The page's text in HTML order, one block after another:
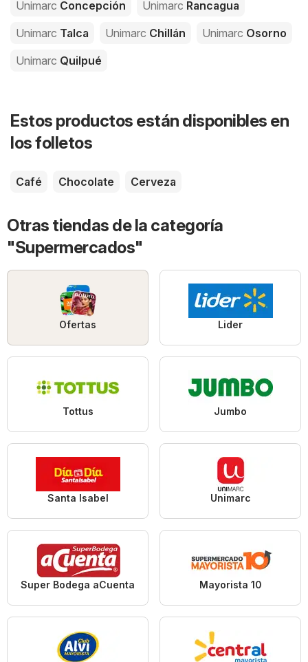
Unimarc Concepción Unimarc Rancagua
Unimarc Talca Unimarc Chillán Unimarc Osorno
Unimarc Quilpué
Estos productos están disponibles en
los folletos
Café Chocolate Cerveza
Otras tiendas de la categoría
"Supermercados"
Ofertas Lider
Tottus Jumbo
Santa Isabel Unimarc
Super Bodega aCuenta Mayorista 10